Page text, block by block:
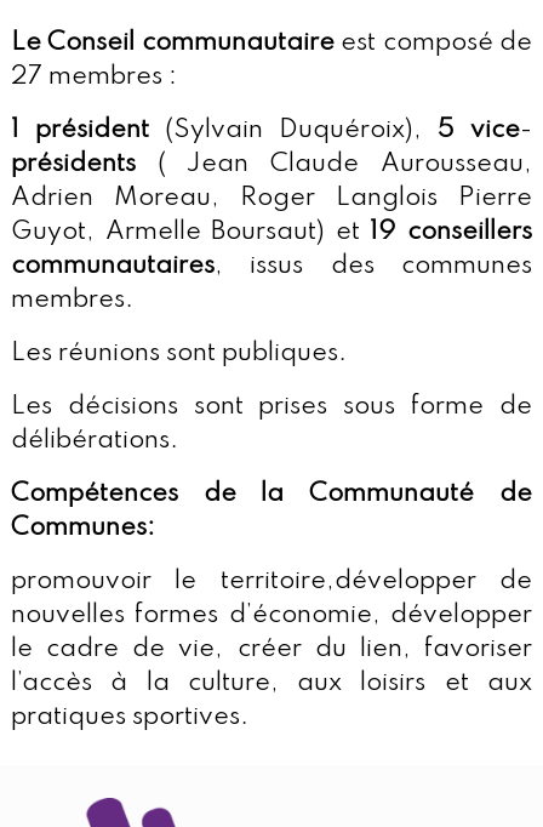
Le Conseil communautaireest composé de
27 membres :
1 président(Sylvain Duquéroix), 5vice-
présidents( Jean Claude Aurousseau,
Adrien Moreau, Roger Langlois Pierre
Guyot, Armelle Boursaut) et
19 conseillers
communautaires, issus des communes
membres.
Les réunions sont publiques.
Les décisions sont prises sous forme de
délibérations.
Compétences de la Communauté de
Communes:
promouvoir le territoire,développer de
nouvelles formes d’économie, développer
le cadre de vie, créer du lien, favoriser
l’accès à la culture, aux loisirs et aux
pratiques sportives.